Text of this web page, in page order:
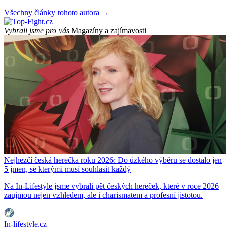
Všechny články tohoto autora →
Vybrali jsme pro vás Magazíny a zajímavosti
Nejhezčí česká herečka roku 2026: Do úzkého výběru se dostalo jen
5 jmen, se kterými musí souhlasit každý
Na In-Lifestyle jsme vybrali pět českých hereček, které v roce 2026
zaujmou nejen vzhledem, ale i charismatem a profesní jistotou.
In-lifestyle.cz